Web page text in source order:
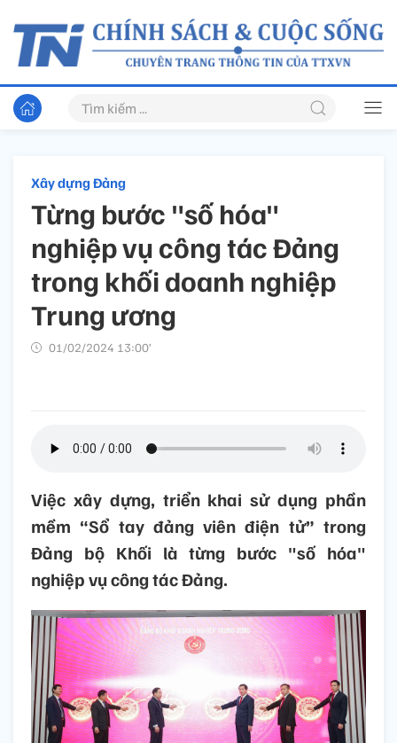
Xây dựng Đảng
Từng bước "số hóa"
nghiệp vụ công tác Đảng
trong khối doanh nghiệp
Trung ương
01/02/2024 13:00’
Việc xây dựng, triển khai sử dụng phần
mềm “Sổ tay đảng viên điện tử” trong
Đảng bộ Khối là từng bước "số hóa"
nghiệp vụ công tác Đảng.